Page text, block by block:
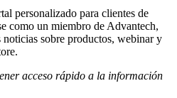
personalizado para clientes de
como un miembro de Advantech,
sobre productos, webinar y
acceso rápido a la información